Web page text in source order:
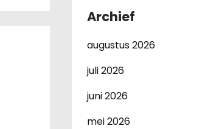
Archief
augustus 2026
juli 2026
juni 2026
mei 2026